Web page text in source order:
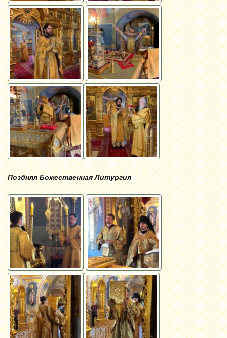
Поздняя Божественная Литургия